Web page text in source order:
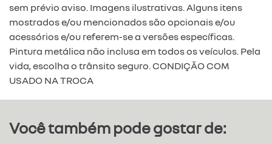
sem prévio aviso. Imagens ilustrativas. Alguns itens
mostrados e/ou mencionados são opcionais e/ou
acessórios e/ou referem-se a versões específicas.
Pintura metálica não inclusa em todos os veículos. Pela
vida, escolha o trânsito seguro. CONDIÇÃO COM
USADO NA TROCA
Você também pode gostar de: